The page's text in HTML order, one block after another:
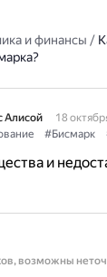
и финансы /
Алисой
18
#Бисмарк
и
возможны